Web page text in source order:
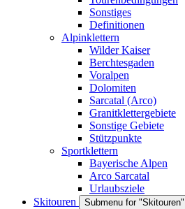
Sonstiges
Definitionen
Alpinklettern
Wilder Kaiser
Berchtesgaden
Voralpen
Dolomiten
Sarcatal (Arco)
Granitklettergebiete
Sonstige Gebiete
Stützpunkte
Sportklettern
Bayerische Alpen
Arco Sarcatal
Urlaubsziele
Skitouren
Submenu for "Skitouren"